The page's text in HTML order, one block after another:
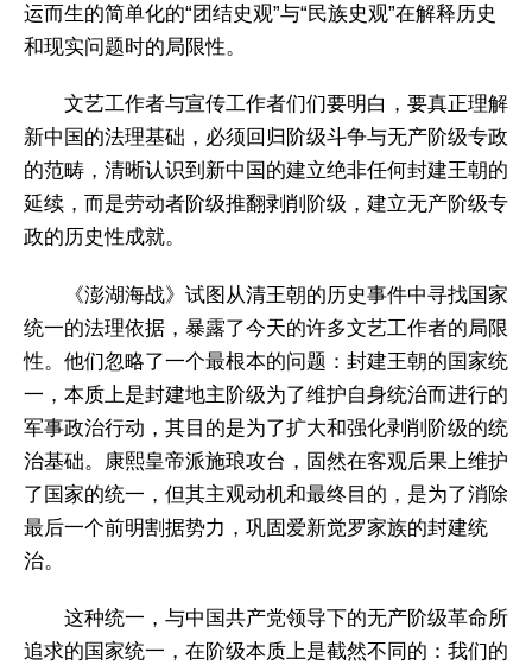
运而生的简单化的“团结史观”与“民族史观”在解释历史
和现实问题时的局限性。
文艺工作者与宣传工作者们们要明白，要真正理解
新中国的法理基础，必须回归阶级斗争与无产阶级专政
的范畴，清晰认识到新中国的建立绝非任何封建王朝的
延续，而是劳动者阶级推翻剥削阶级，建立无产阶级专
政的历史性成就。
《澎湖海战》试图从清王朝的历史事件中寻找国家
统一的法理依据，暴露了今天的许多文艺工作者的局限
性。他们忽略了一个最根本的问题：封建王朝的国家统
一，本质上是封建地主阶级为了维护自身统治而进行的
军事政治行动，其目的是为了扩大和强化剥削阶级的统
治基础。康熙皇帝派施琅攻台，固然在客观后果上维护
了国家的统一，但其主观动机和最终目的，是为了消除
最后一个前明割据势力，巩固爱新觉罗家族的封建统
治。
这种统一，与中国共产党领导下的无产阶级革命所
追求的国家统一，在阶级本质上是截然不同的：我们的